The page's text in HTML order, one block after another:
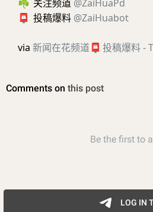
☘️ 关注频道 @ZaiHuaPd
📮 投稿爆料 @ZaiHuabot
via 新闻在花频道📮 投稿爆料 -